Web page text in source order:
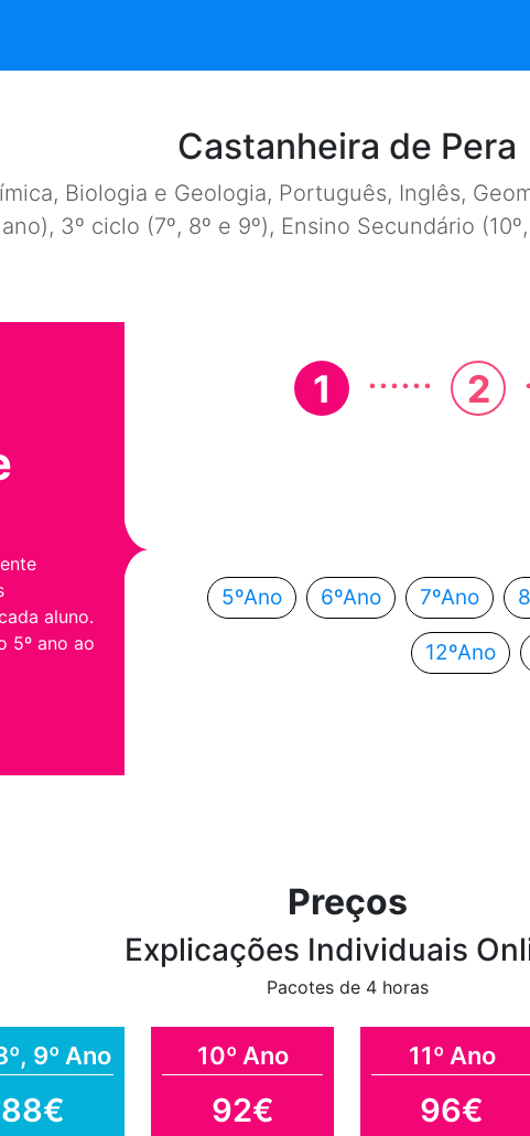
Castanheira de Pera
Biologia e Geologia, Português, Inglês,
3º ciclo (7º, 8º e 9º), Ensino Secundário
aluno.
5º ano ao
1 ...... 2
5ºAno 6ºAno 7ºAno
12ºAno
Preços
Explicações Individuais
Pacotes de 4 horas
9º Ano
88€
10º Ano
92€
11º Ano
96€